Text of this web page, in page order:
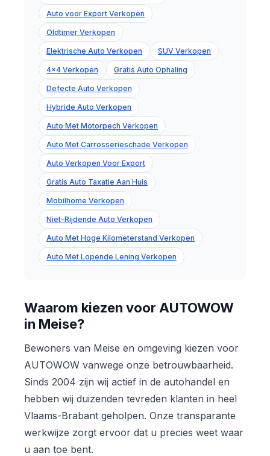
Auto voor Export Verkopen
Oldtimer Verkopen
Elektrische Auto Verkopen SUV Verkopen
4x4 Verkopen Gratis Auto Ophaling
Defecte Auto Verkopen
Hybride Auto Verkopen
Auto Met Motorpech Verkopen
Auto Met Carrosserieschade Verkopen
Auto Verkopen Voor Export
Gratis Auto Taxatie Aan Huis
Mobilhome Verkopen
Niet-Rijdende Auto Verkopen
Auto Met Hoge Kilometerstand Verkopen
Auto Met Lopende Lening Verkopen
Waarom kiezen voor AUTOWOW
in Meise?
Bewoners van Meise en omgeving kiezen voor
AUTOWOW vanwege onze betrouwbaarheid.
Sinds 2004 zijn wij actief in de autohandel en
hebben wij duizenden tevreden klanten in heel
Vlaams-Brabant geholpen. Onze transparante
werkwijze zorgt ervoor dat u precies weet waar
u aan toe bent.